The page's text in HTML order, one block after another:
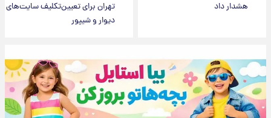
هشدار داد
تهران برای تعیین‌تکلیف سایت‌های
دیوار و شیپور